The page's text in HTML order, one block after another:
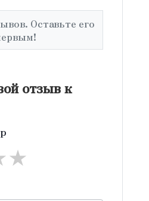
Оставьте его
отзыв к
★